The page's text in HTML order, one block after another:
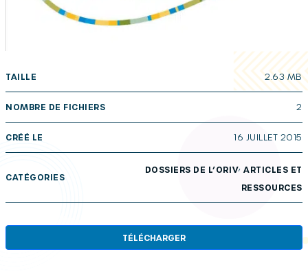
TAILLE 2.63 MB
NOMBRE DE FICHIERS 2
CRÉÉ LE 16 JUILLET 2015
CATÉGORIES
DOSSIERS DE L’ORIV, ARTICLES ET
RESSOURCES
TÉLÉCHARGER